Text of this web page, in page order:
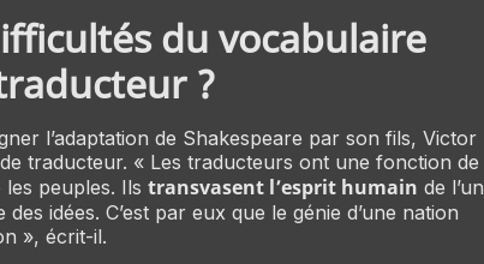
du vocabulaire
?
l’adaptation de Shakespeare par son fils, Victor
traducteur. « Les traducteurs ont une fonction de
peuples. Ils transvasent l’esprit humain de l’un
idées. C’est par eux que le génie d’une nation
», écrit-il.